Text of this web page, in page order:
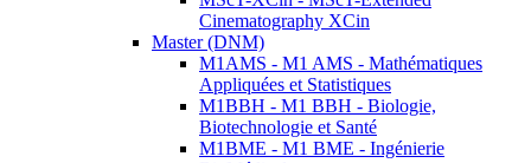
Cinematography XCin
Master (DNM)
M1AMS - M1 AMS - Mathématiques
Appliquées et Statistiques
M1BBH - M1 BBH - Biologie,
Biotechnologie et Santé
M1BME - M1 BME - Ingénierie